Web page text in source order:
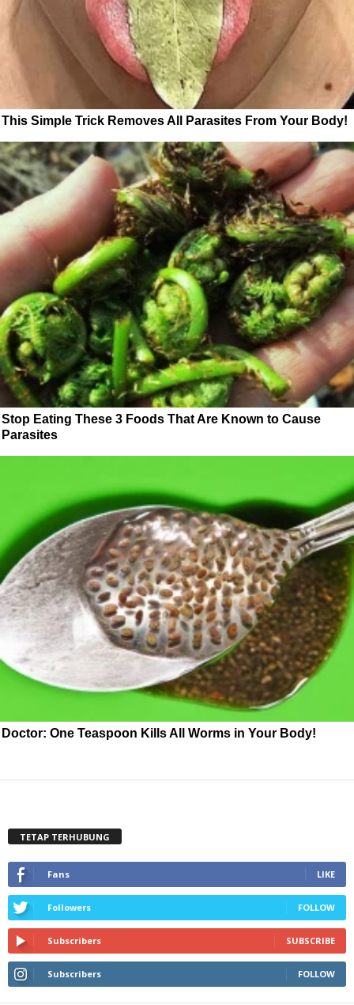
This Simple Trick Removes All Parasites From Your Body!
Stop Eating These 3 Foods That Are Known to Cause
Parasites
Doctor: One Teaspoon Kills All Worms in Your Body!
TETAP TERHUBUNG
Fans LIKE
Followers FOLLOW
Subscribers SUBSCRIBE
Subscribers FOLLOW